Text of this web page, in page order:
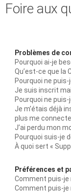
Foire aux
Problèmes de
Pourquoi ai-je
Qu’est-ce que la
Pourquoi ne puis-
Je suis inscrit
Pourquoi ne
Je m’étais déjà
plus me
J’ai perdu mon
Pourquoi suis-je
À quoi sert «
Préférences et
Comment puis-
Comment puis-je